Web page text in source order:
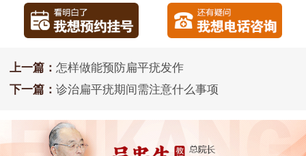
上一篇： 怎样做能预防扁平疣发作
下一篇： 诊治扁平疣期间需注意什么事项